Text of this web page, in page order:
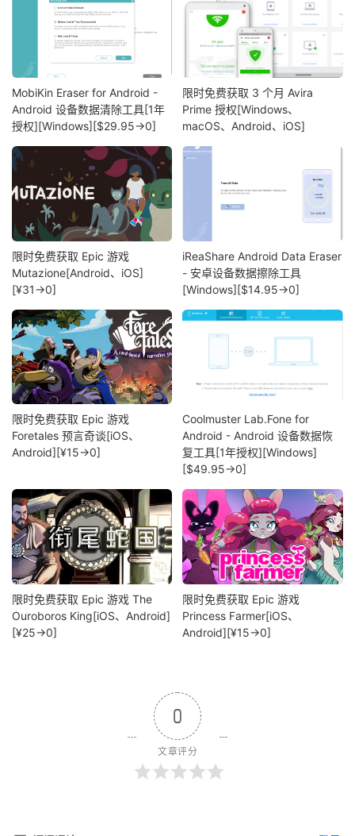
MobiKin Eraser for Android -
Android 设备数据清除工具[1年
授权][Windows][$29.95→0]
限时免费获取 3 个月 Avira
Prime 授权[Windows、
macOS、Android、iOS]
限时免费获取 Epic 游戏
Mutazione[Android、iOS]
[¥31→0]
iReaShare Android Data Eraser
- 安卓设备数据擦除工具
[Windows][$14.95→0]
限时免费获取 Epic 游戏
Foretales 预言奇谈[iOS、
Android][¥15→0]
Coolmuster Lab.Fone for
Android - Android 设备数据恢
复工具[1年授权][Windows]
[$49.95→0]
限时免费获取 Epic 游戏 The
Ouroboros King[iOS、Android]
[¥25→0]
限时免费获取 Epic 游戏
Princess Farmer[iOS、
Android][¥15→0]
0
文章评分